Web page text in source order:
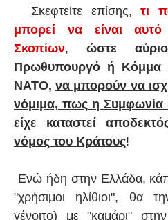
Σκεφτείτε επίσης,τι
μπορεί να είναι
Σκοπίων,ώστε
Πρωθυπουργό ή Κόμμα
ΝΑΤΟ,να μπορούν να
νόμιμα, πως η Συμφωνία
είχε καταστεί
νόμος του Κράτους!
Ενώ ήδη στην Ελλάδα,
"χρήσιμοι ηλίθιοι", θα
γένοιτο) με "καμάρι"